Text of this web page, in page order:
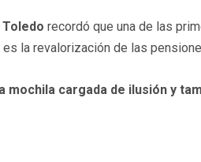
Toledo recordó que una de las
la revalorización de las
la mochila cargada de ilusión y